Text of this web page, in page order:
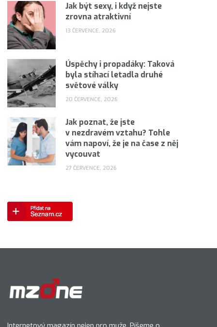
Jak být sexy, i když nejste
zrovna atraktivní
13 ČERVENCE, 2026
Úspěchy i propadáky: Taková
byla stíhací letadla druhé
světové války
20 ČERVENCE, 2026
Jak poznat, že jste
v nezdravém vztahu? Tohle
vám napoví, že je na čase z něj
vycouvat
27 ČERVENCE, 2026